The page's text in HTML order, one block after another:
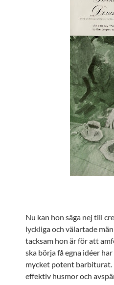
Nu kan hon säga nej till
lyckliga och välartade
tacksam hon är för att
ska börja få egna idéer
mycket potent barbiturat.
effektiv husmor och